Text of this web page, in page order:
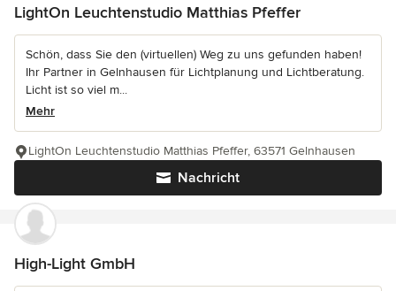
LightOn Leuchtenstudio Matthias Pfeffer
Schön, dass Sie den (virtuellen) Weg zu uns gefunden haben!
Ihr Partner in Gelnhausen für Lichtplanung und Lichtberatung.
Licht ist so viel m...
Mehr
Nachricht
LightOn Leuchtenstudio Matthias Pfeffer, 63571 Gelnhausen
High-Light GmbH